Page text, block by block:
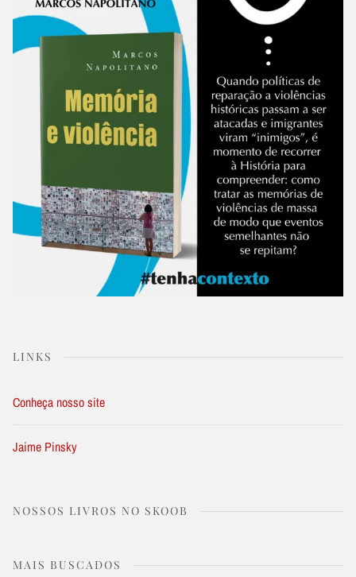
LINKS
Conheça nosso site
Jaime Pinsky
NOSSOS LIVROS NO SKOOB
MAIS BUSCADOS